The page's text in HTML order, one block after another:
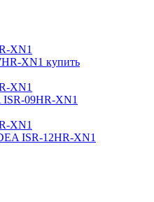
XN1
XN1
XN1